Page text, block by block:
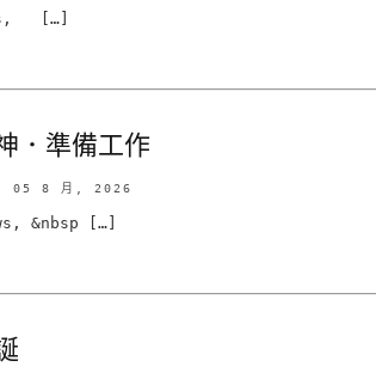
[…]
．準備工作
05 8 月, 2026
&nbsp […]